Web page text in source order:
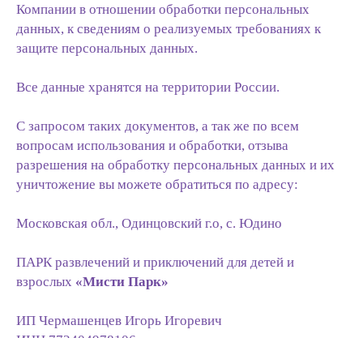
Компании в отношении обработки персональных
данных, к сведениям о реализуемых требованиях к
защите персональных данных.
Все данные хранятся на территории России.
С запросом таких документов, а так же по всем
вопросам использования и обработки, отзыва
разрешения на обработку персональных данных и их
уничтожение вы можете обратиться по адресу:
Московская обл., Одинцовский г.о, с. Юдино
ПАРК развлечений и приключений для детей и
взрослых «Мисти Парк»
ИП Чермашенцев Игорь Игоревич